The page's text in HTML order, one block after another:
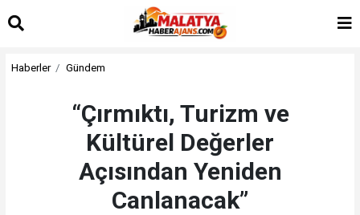
Haberler Gündem
“Çırmıktı, Turizm ve
Kültürel Değerler
Açısından Yeniden
Canlanacak”